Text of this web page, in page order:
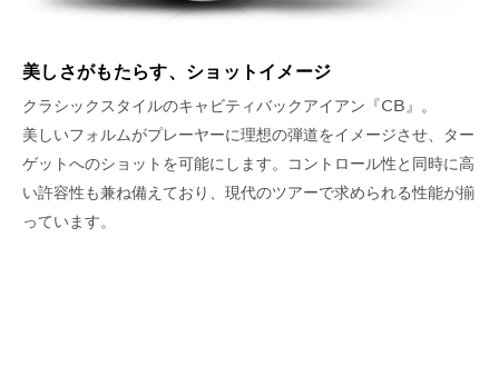
美しさがもたらす、ショットイメージ
クラシックスタイルのキャビティバックアイアン『CB』。
美しいフォルムがプレーヤーに理想の弾道をイメージさせ、ター
ゲットへのショットを可能にします。コントロール性と同時に高
い許容性も兼ね備えており、現代のツアーで求められる性能が揃
っています。